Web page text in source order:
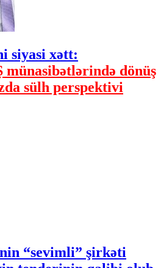
siyasi xətt:
münasibətlərində dönüş
sülh perspektivi
“sevimli” şirkəti